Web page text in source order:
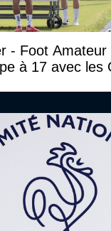
- Foot
à 17 avec les